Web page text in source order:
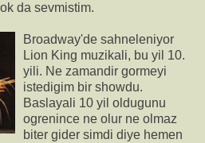
da sevmistim.
Broadway'de sahneleniyor
Lion King muzikali, bu yil 10.
yili. Ne zamandir gormeyi
istedigim bir showdu.
Baslayali 10 yil oldugunu
ogrenince ne olur ne olmaz
biter gider simdi diye hemen